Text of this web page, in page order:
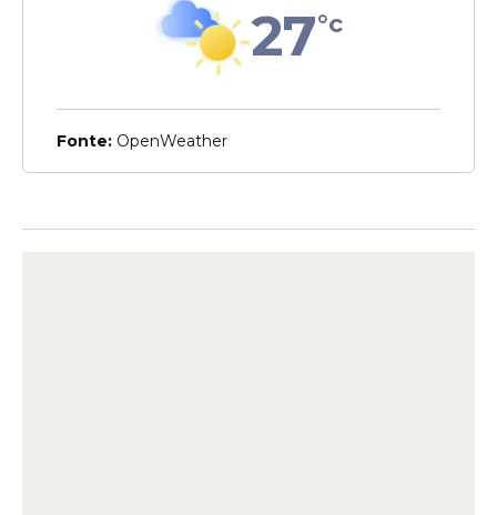
Veja Também
A etapa seguinte inclui avaliação médica e
27°c
Fonte: OpenWeather